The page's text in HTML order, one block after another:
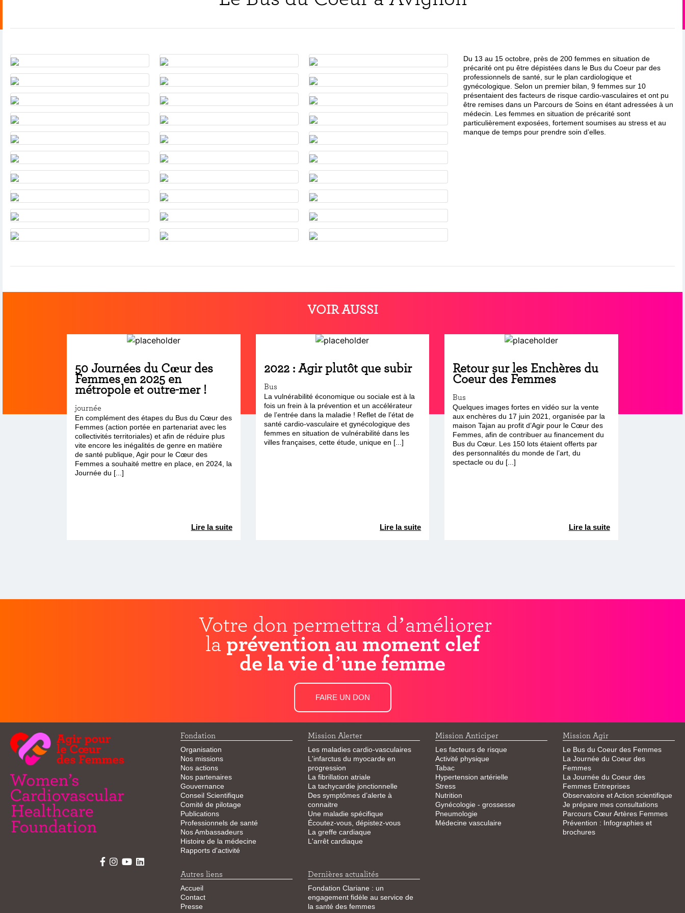
Du 13 au 15 octobre, près de 200 femmes en situation de
précarité ont pu être dépistées dans le Bus du Coeur par des
professionnels de santé, sur le plan cardiologique et
gynécologique. Selon un premier bilan, 9 femmes sur 10
présentaient des facteurs de risque cardio-vasculaires et ont pu
être remises dans un Parcours de Soins en étant adressées à un
médecin. Les femmes en situation de précarité sont
particulièrement exposées, fortement soumises au stress et au
manque de temps pour prendre soin d’elles.
VOIR AUSSI
50 Journées du Cœur des
Femmes en 2025 en
métropole et outre-mer !
journée
En complément des étapes du Bus du Cœur des
Femmes (action portée en partenariat avec les
collectivités territoriales) et afin de réduire plus
vite encore les inégalités de genre en matière
de santé publique, Agir pour le Cœur des
Femmes a souhaité mettre en place, en 2024, la
Journée du [...]
Lire la suite
2022 : Agir plutôt que subir
Bus
La vulnérabilité économique ou sociale est à la
fois un frein à la prévention et un accélérateur
de l’entrée dans la maladie ! Reflet de l’état de
santé cardio-vasculaire et gynécologique des
femmes en situation de vulnérabilité dans les
villes françaises, cette étude, unique en [...]
Lire la suite
Retour sur les Enchères du
Coeur des Femmes
Bus
Quelques images fortes en vidéo sur la vente
aux enchères du 17 juin 2021, organisée par la
maison Tajan au profit d’Agir pour le Cœur des
Femmes, afin de contribuer au financement du
Bus du Cœur. Les 150 lots étaient offerts par
des personnalités du monde de l’art, du
spectacle ou du [...]
Lire la suite
Votre don permettra d’améliorer
la prévention au moment clef
de la vie d’une femme
FAIRE UN DON
Fondation
Organisation
Nos missions
Nos actions
Nos partenaires
Gouvernance
Conseil Scientifique
Comité de pilotage
Publications
Professionnels de santé
Nos Ambassadeurs
Histoire de la médecine
Rapports d'activité
Mission Alerter
Les maladies cardio-vasculaires
L'infarctus du myocarde en
progression
La fibrillation atriale
La tachycardie jonctionnelle
Des symptômes d’alerte à
connaitre
Une maladie spécifique
Écoutez-vous, dépistez-vous
La greffe cardiaque
L'arrêt cardiaque
Mission Anticiper
Les facteurs de risque
Activité physique
Tabac
Hypertension artérielle
Stress
Nutrition
Gynécologie - grossesse
Pneumologie
Médecine vasculaire
Mission Agir
Le Bus du Coeur des Femmes
La Journée du Coeur des
Femmes
La Journée du Coeur des
Femmes Entreprises
Observatoire et Action scientifique
Je prépare mes consultations
Parcours Cœur Artères Femmes
Prévention : Infographies et
brochures
Autres liens
Accueil
Contact
Presse
Dernières actualités
Fondation Clariane : un
engagement fidèle au service de
la santé des femmes